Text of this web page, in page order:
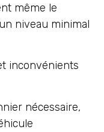
même le
niveau minimal
inconvénients
nécessaire,